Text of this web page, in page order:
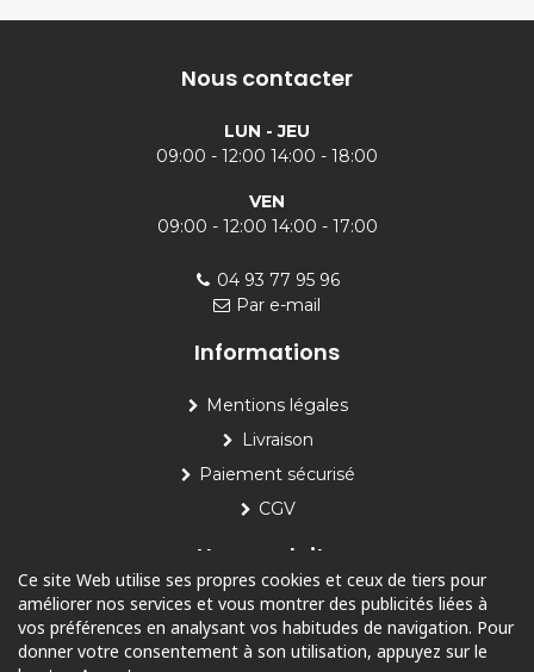
Nous contacter
LUN - JEU
09:00 - 12:00 14:00 - 18:00
VEN
09:00 - 12:00 14:00 - 17:00
04 93 77 95 96
Par e-mail
Informations
Mentions légales
Livraison
Paiement sécurisé
CGV
Nos produits
Piscine
Ce site Web utilise ses propres cookies et ceux de tiers pour
améliorer nos services et vous montrer des publicités liées à
vos préférences en analysant vos habitudes de navigation. Pour
donner votre consentement à son utilisation, appuyez sur le